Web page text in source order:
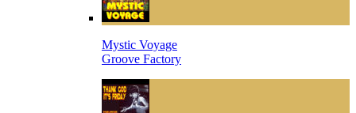
Mystic Voyage
Groove Factory